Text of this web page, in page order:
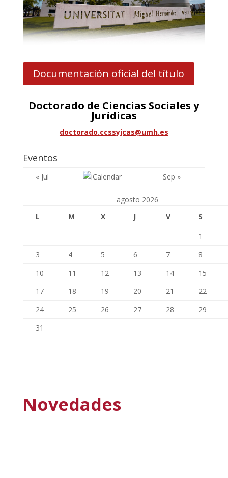
Documentación oficial del título
Doctorado de Ciencias Sociales y
Jurídicas
doctorado.ccssyjcas@umh.es
Eventos
« Jul Sep »
agosto 2026
L
M X J V S
1
3
4 5 6 7
8
10
11 12 13 14
15
17
18 19 20 21
22
24
25 26 27 28
29
31
Novedades